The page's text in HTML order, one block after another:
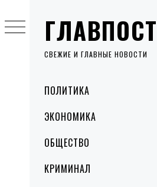
ГЛАВПОСТ
СВЕЖИЕ И ГЛАВНЫЕ НОВОСТИ
MenuПОЛИТИКА
ЭКОНОМИКА
ОБЩЕСТВО
КРИМИНАЛ
to
content